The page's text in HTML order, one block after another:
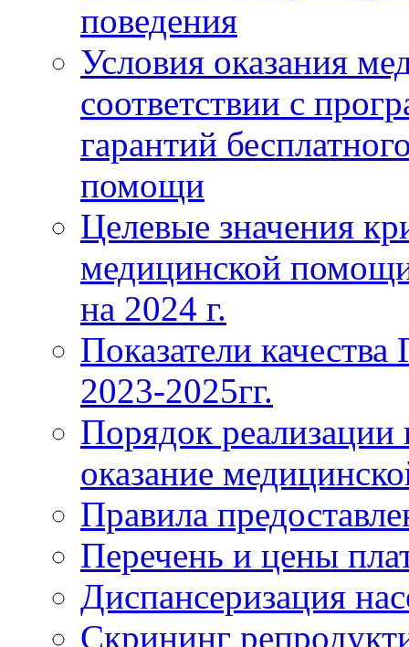
поведения
Условия оказания
соответствии с
гарантий
помощи
Целевые значения
медицинской
на 2024 г.
Показатели
2023-2025гг.
Порядок реализации
оказание
Правила
Перечень и цены
Диспансеризация
Скрининг